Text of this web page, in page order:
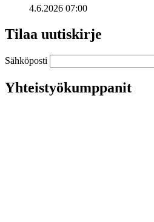
4.6.2026 07:00
Tilaa uutiskirje
Sähköposti
Yhteistyökumppanit